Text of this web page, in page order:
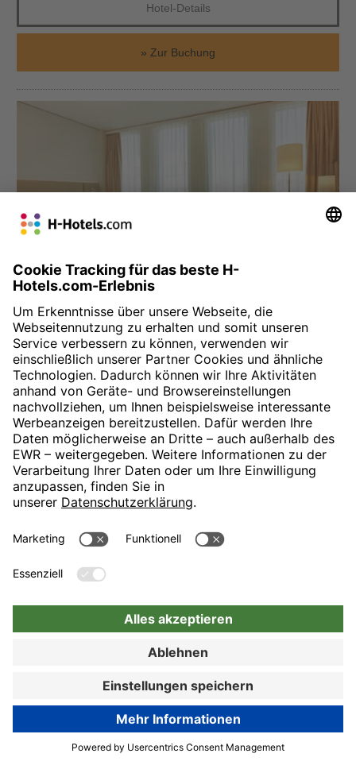
Hotel-Details
Zur Buchung
München
H4 Hotel München Messe
Das H4 Hotel befindet sich direkt gegenüber der Messe
München mit direktem U-Bahn-Anschluss an die Münchner
Innenstadt. Unser Haus ist idealer Ausgangspunkt für Ihren
Messebesuch, Ihre Geschäftsreise oder Ihren Münchenbesuch.
Hotel-Details
Zur Buchung